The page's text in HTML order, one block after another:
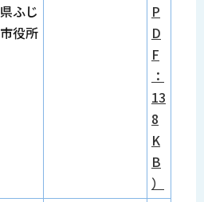
ふじ
役所
P
D
F
：
13
8
K
B
）